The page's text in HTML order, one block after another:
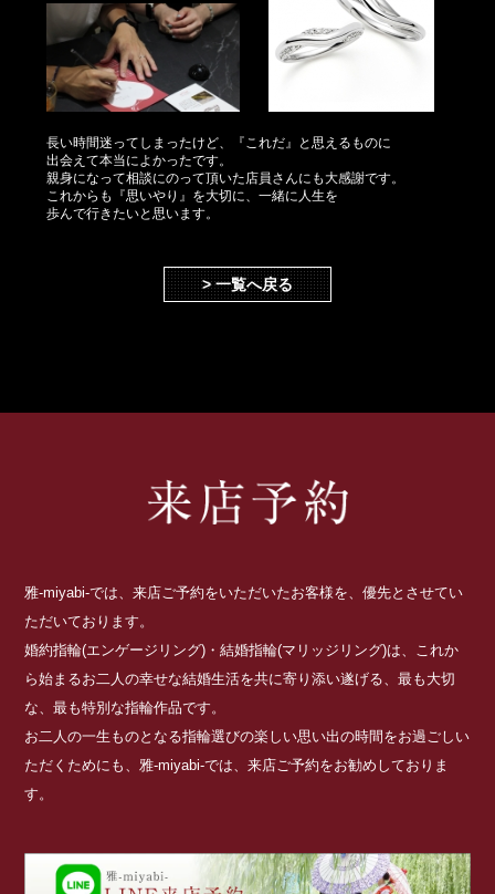
長い時間迷ってしまったけど、『これだ』と思えるものに
出会えて本当によかったです。
親身になって相談にのって頂いた店員さんにも大感謝です。
これからも『思いやり』を大切に、一緒に人生を
歩んで行きたいと思います。
> 一覧へ戻る
雅-miyabi-では、来店ご予約をいただいたお客様を、優先とさせてい
ただいております。
婚約指輪(エンゲージリング)・結婚指輪(マリッジリング)は、これか
ら始まるお二人の幸せな結婚生活を共に寄り添い遂げる、最も大切
な、最も特別な指輪作品です。
お二人の一生ものとなる指輪選びの楽しい思い出の時間をお過ごしい
ただくためにも、雅-miyabi-では、来店ご予約をお勧めしておりま
す。